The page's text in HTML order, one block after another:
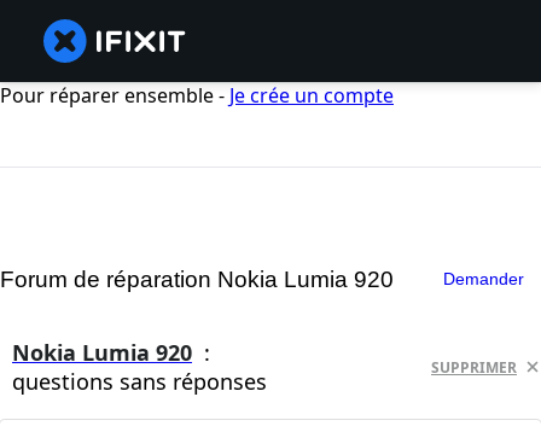
Pour réparer ensemble - Je crée un compte
Forum de réparation Nokia Lumia 920 Demander
Nokia Lumia 920 :
questions sans réponses
SUPPRIMER